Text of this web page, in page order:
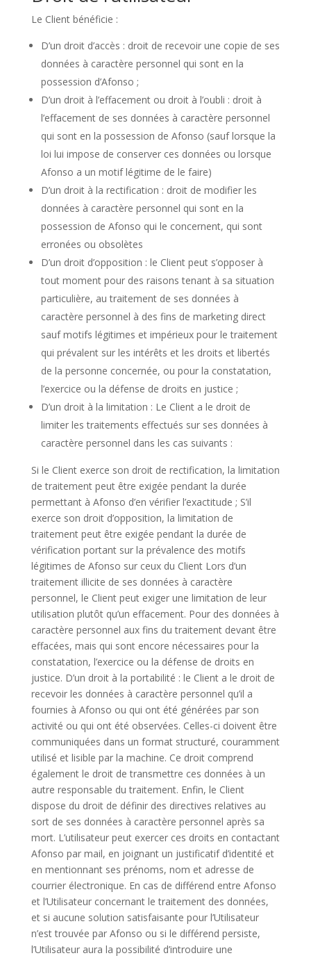
Le Client bénéficie :
D’un droit d’accès : droit de recevoir une copie de ses
données à caractère personnel qui sont en la
possession d’Afonso ;
D’un droit à l’effacement ou droit à l’oubli : droit à
l’effacement de ses données à caractère personnel
qui sont en la possession de Afonso (sauf lorsque la
loi lui impose de conserver ces données ou lorsque
Afonso a un motif légitime de le faire)
D’un droit à la rectification : droit de modifier les
données à caractère personnel qui sont en la
possession de Afonso qui le concernent, qui sont
erronées ou obsolètes
D’un droit d’opposition : le Client peut s’opposer à
tout moment pour des raisons tenant à sa situation
particulière, au traitement de ses données à
caractère personnel à des fins de marketing direct
sauf motifs légitimes et impérieux pour le traitement
qui prévalent sur les intérêts et les droits et libertés
de la personne concernée, ou pour la constatation,
l’exercice ou la défense de droits en justice ;
D’un droit à la limitation : Le Client a le droit de
limiter les traitements effectués sur ses données à
caractère personnel dans les cas suivants :
Si le Client exerce son droit de rectification, la limitation
de traitement peut être exigée pendant la durée
permettant à Afonso d’en vérifier l’exactitude ; S’il
exerce son droit d’opposition, la limitation de
traitement peut être exigée pendant la durée de
vérification portant sur la prévalence des motifs
légitimes de Afonso sur ceux du Client Lors d’un
traitement illicite de ses données à caractère
personnel, le Client peut exiger une limitation de leur
utilisation plutôt qu’un effacement. Pour des données à
caractère personnel aux fins du traitement devant être
effacées, mais qui sont encore nécessaires pour la
constatation, l’exercice ou la défense de droits en
justice. D’un droit à la portabilité : le Client a le droit de
recevoir les données à caractère personnel qu’il a
fournies à Afonso ou qui ont été générées par son
activité ou qui ont été observées. Celles-ci doivent être
communiquées dans un format structuré, couramment
utilisé et lisible par la machine. Ce droit comprend
également le droit de transmettre ces données à un
autre responsable du traitement. Enfin, le Client
dispose du droit de définir des directives relatives au
sort de ses données à caractère personnel après sa
mort. L’utilisateur peut exercer ces droits en contactant
Afonso par mail, en joignant un justificatif d’identité et
en mentionnant ses prénoms, nom et adresse de
courrier électronique. En cas de différend entre Afonso
et l’Utilisateur concernant le traitement des données,
et si aucune solution satisfaisante pour l’Utilisateur
n’est trouvée par Afonso ou si le différend persiste,
l’Utilisateur aura la possibilité d’introduire une